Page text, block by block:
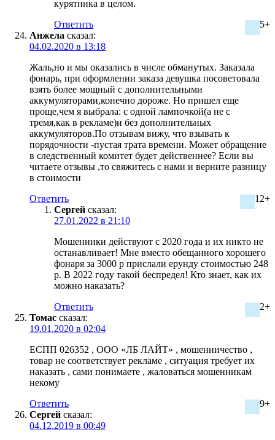
курятника в целом.
5+
Ответить
Анжела сказал:
04.02.2020 в 13:18
Жаль,но и мы оказались в числе обманутых. Заказала
фонарь, при оформлении заказа девушка посоветовала
взять более мощный с дополнительными
аккумуляторами,конечно дороже. Но пришел еще
проще,чем я выбрала: с одной лампочкой(а не с
тремя,как в рекламе)и без дополнительных
аккумуляторов.По отзывам вижу, что взывать к
порядочности -пустая трата времени. Может обращение
в следственный комитет будет действеннее? Если вы
читаете отзывы ,то свяжитесь с нами и верните разницу
в стоимости
12+
Ответить
Сергей сказал:
27.01.2022 в 21:10
Мошенники действуют с 2020 года и их никто не
останавливает! Мне вместо обещанного хорошего
фонаря за 3000 р прислали ерунду стоимостью 248
р. В 2022 году такой беспредел! Кто знает, как их
можно наказать?
2+
Ответить
Томас сказал:
19.01.2020 в 02:04
ЕСПП 026352 , ООО «ЛБ ЛАЙТ» , мошенничество ,
товар не соответствует рекламе , ситуация требует их
наказать , сами понимаете , жаловаться мошенникам
некому
9+
Ответить
Сергей сказал:
04.12.2019 в 00:49